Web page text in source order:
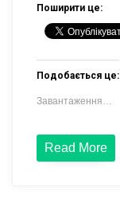
Поширити це:
Подобається це:
Завантаження…
Read More